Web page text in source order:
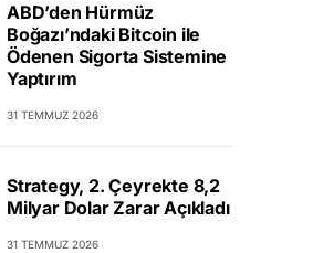
ABD’den Hürmüz
Boğazı’ndaki Bitcoin ile
Ödenen Sigorta Sistemine
Yaptırım
31 TEMMUZ 2026
Strategy, 2. Çeyrekte 8,2
Milyar Dolar Zarar Açıkladı
31 TEMMUZ 2026